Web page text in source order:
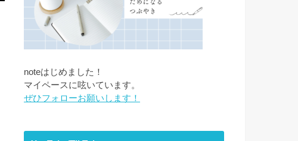
noteはじめました！
マイペースに呟いています。
ぜひフォローお願いします！